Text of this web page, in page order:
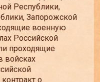
Республики,
Запорожской
военную
Российской
проходящие
войсках
о